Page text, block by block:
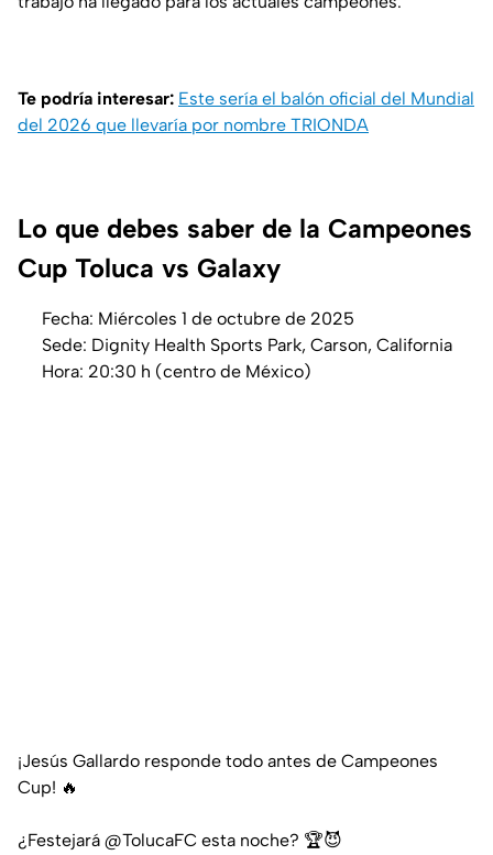
Te podría interesar: Este sería el balón oficial del Mundial
del 2026 que llevaría por nombre TRIONDA
Lo que debes saber de la Campeones
Cup Toluca vs Galaxy
Fecha: Miércoles 1 de octubre de 2025
Sede: Dignity Health Sports Park, Carson, California
Hora: 20:30 h (centro de México)
¡Jesús Gallardo responde todo antes de Campeones
Cup! 🔥
¿Festejará @TolucaFC esta noche? 🏆😈